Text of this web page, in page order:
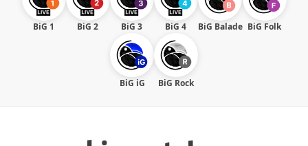
BiG 1 BiG 2 BiG 3 BiG 4 BiG Balade BiG Folk
BiG iG BiG Rock